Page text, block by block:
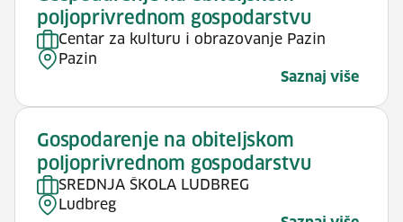
poljoprivrednom gospodarstvu
Centar za kulturu i obrazovanje Pazin
Pazin
Saznaj više
Gospodarenje na obiteljskom
poljoprivrednom gospodarstvu
SREDNJA ŠKOLA LUDBREG
Ludbreg